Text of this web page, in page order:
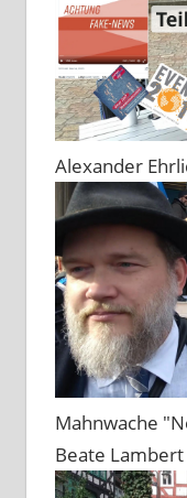
Alexander
Mahnwache
Beate Lambert